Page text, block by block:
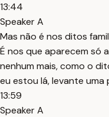
13:44
Speaker A
Mas não é nos ditos
É nos que aparecem só
nenhum mais, como o
eu estou lá, levante
13:59
Speaker A